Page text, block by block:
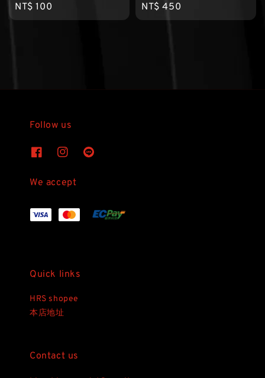
Regular
price
NT$ 100
Regular
price
NT$ 450
Follow us
We accept
Quick links
HRS shopee
本店地址
Contact us